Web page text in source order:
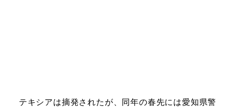
テキシアは摘発されたが、同年の春先には愛知県警